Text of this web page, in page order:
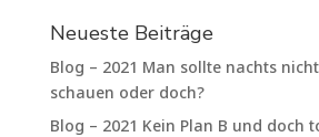
Neueste Beiträge
Blog – 2021 Man sollte nachts
schauen oder doch?
Blog – 2021 Kein Plan B und doch